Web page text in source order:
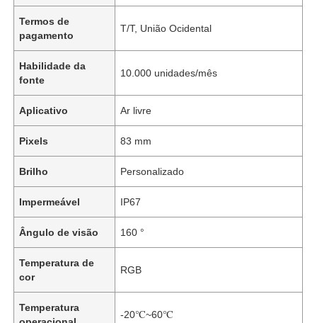
Termos de
pagamento
T/T, União Ocidental
Habilidade da
fonte
10.000 unidades/mês
Aplicativo Ar livre
Pixels 83 mm
Brilho Personalizado
Impermeável IP67
Ângulo de visão 160 °
Temperatura de
cor
RGB
Temperatura
-20℃~60℃